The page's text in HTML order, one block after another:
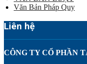
Văn Bản Pháp Quy
Liên hệ
CÔNG TY CỔ PHẦN